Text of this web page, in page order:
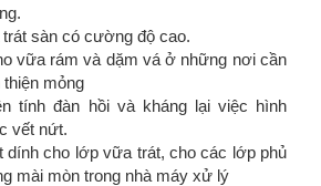
sàn có cường độ cao.
vữa rám và dặm vá ở những nơi cần
thiện mỏng
tính đàn hồi và kháng lại việc hình
vết nứt.
dính cho lớp vữa trát, cho các lớp phủ
mài mòn trong nhà máy xử lý